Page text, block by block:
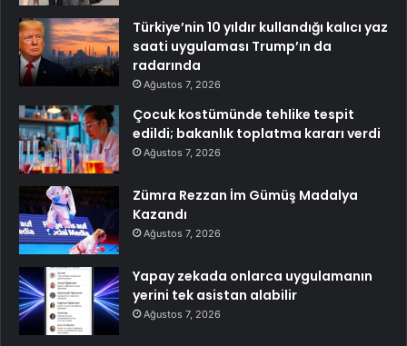
Türkiye’nin 10 yıldır kullandığı kalıcı yaz
saati uygulaması Trump’ın da
radarında
Ağustos 7, 2026
Çocuk kostümünde tehlike tespit
edildi; bakanlık toplatma kararı verdi
Ağustos 7, 2026
Zümra Rezzan İm Gümüş Madalya
Kazandı
Ağustos 7, 2026
Yapay zekada onlarca uygulamanın
yerini tek asistan alabilir
Ağustos 7, 2026